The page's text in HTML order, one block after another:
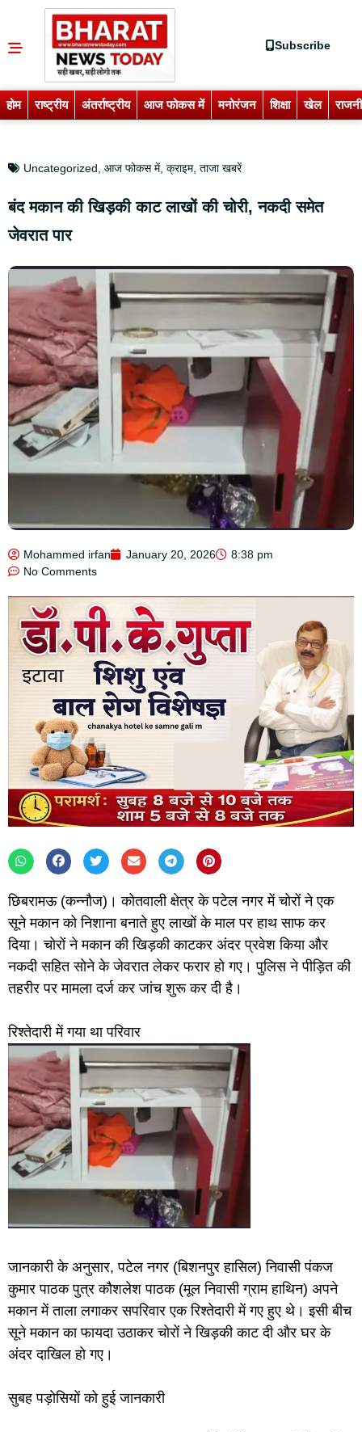
Subscribe
होम राष्ट्रीय अंतर्राष्ट्रीय आज फोकस में मनोरंजन शिक्षा खेल
Uncategorized आज फोकस में, क्राइम, ताजा खबरें
बंद मकान की खिड़की काट लाखों की चोरी, नकदी समेत
जेवरात पार
Mohammed irfan January 20, 2026
8:38 pm
No Comments
छिबरामऊ (कन्नौज)। कोतवाली क्षेत्र के पटेल नगर में चोरों ने एक
सूने मकान को निशाना बनाते हुए लाखों के माल पर हाथ साफ कर
दिया। चोरों ने मकान की खिड़की काटकर अंदर प्रवेश किया और
नकदी सहित सोने के जेवरात लेकर फरार हो गए। पुलिस ने पीड़ित की
तहरीर पर मामला दर्ज कर जांच शुरू कर दी है।
रिश्तेदारी में गया था परिवार
जानकारी के अनुसार, पटेल नगर (बिशनपुर हासिल) निवासी पंकज
कुमार पाठक पुत्र कौशलेश पाठक (मूल निवासी ग्राम हाथिन) अपने
मकान में ताला लगाकर सपरिवार एक रिश्तेदारी में गए हुए थे। इसी बीच
सूने मकान का फायदा उठाकर चोरों ने खिड़की काट दी और घर के
अंदर दाखिल हो गए।
सुबह पड़ोसियों को हुई जानकारी